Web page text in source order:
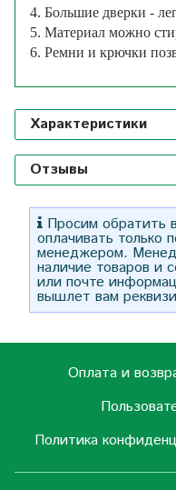
4. Большие дверки -
5. Материал можно
6. Ремни и крючки
Характеристики
Отзывы
Просим обратить
оплачивать только
менеджером.
наличие товаров и
или почте
вышлет вам
Оплата и
Политика